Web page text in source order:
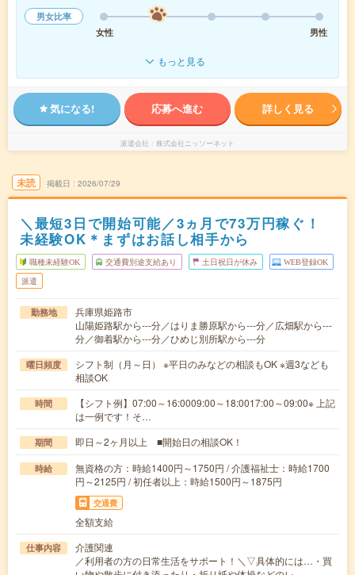
男女比率
女性
男性
もっと見る
気になる! 応募へ進む 詳しく見る
派遣会社 株式会社ニッソーネット
未読 掲載日 2026/07/29
＼最短3日で開始可能／3ヵ月で73万円稼ぐ！
未経験OK＊まずはお話し相手から
職種未経験OK 交通費別途支給あり 土日祝日が休み WEB登録OK
派遣
勤務地
兵庫県姫路市
山陽姫路駅から---分／はりま勝原駅から---分／広畑駅から---
分／御着駅から---分／ひめじ別所駅から---分
曜日頻度
シフト制（月～日） ※平日のみなどの相談もOK ※週3なども
相談OK
時間
【シフト例】07:00～16:0009:00～18:0017:00～09:00※ 上記
は一例です！そ…
期間 即日～2ヶ月以上 ■開始日の相談OK！
時給
無資格の方：時給1400円～1750円 / 介護福祉士：時給1700
円～2125円 / 初任者以上：時給1500円～1875円
交通費
全額支給
仕事内容
介護関連
／利用者の方の日常生活をサポート！＼▽具体的には…・買